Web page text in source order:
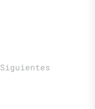
Siguientes